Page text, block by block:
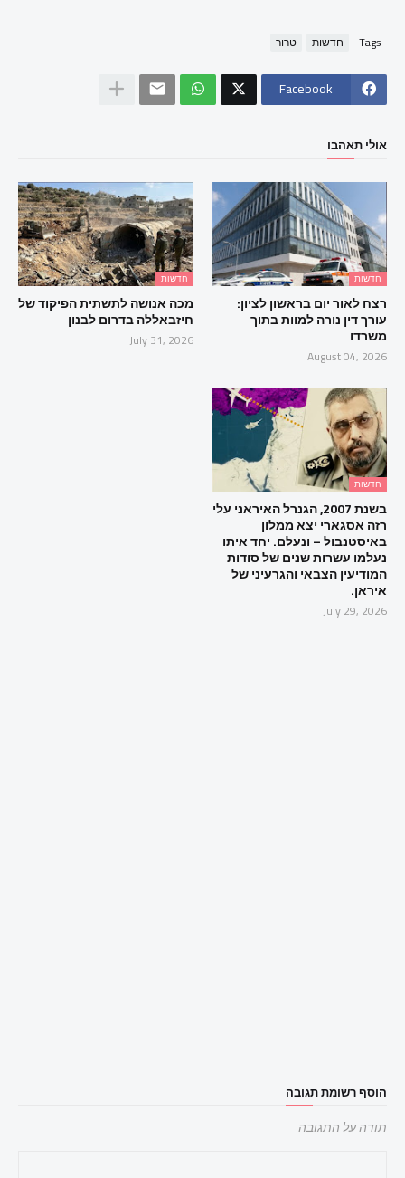
Tags חדשות טרור
Facebook
אולי תאהבו
חדשות
רצח לאור יום בראשון לציון:
עורך דין נורה למוות בתוך
משרדו
August 04, 2026
חדשות
מכה אנושה לתשתית הפיקוד של
חיזבאללה בדרום לבנון
July 31, 2026
חדשות
בשנת 2007, הגנרל האיראני עלי
רזה אסגארי יצא ממלון
באיסטנבול – ונעלם. יחד איתו
נעלמו עשרות שנים של סודות
המודיעין הצבאי והגרעיני של
איראן.
July 29, 2026
הוסף רשומת תגובה
תודה על התגובה